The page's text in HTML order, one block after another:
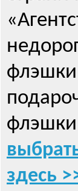
флэшки
здесь